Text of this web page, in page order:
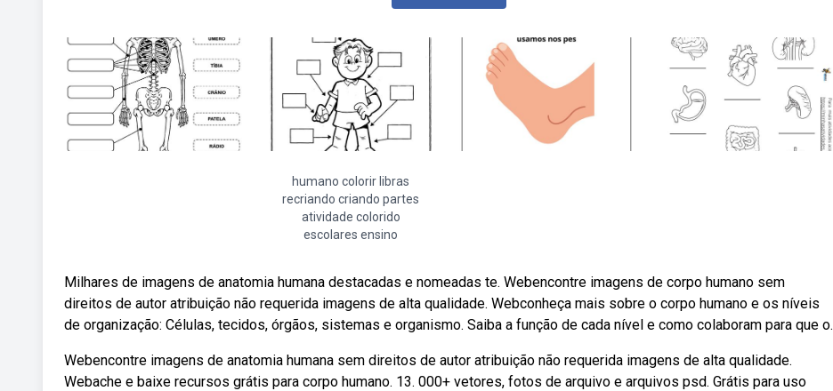
humano colorir libras
recriando criando partes
atividade colorido
escolares ensino
Milhares de imagens de anatomia humana destacadas e nomeadas te. Webencontre imagens de corpo humano sem
direitos de autor atribuição não requerida imagens de alta qualidade. Webconheça mais sobre o corpo humano e os níveis
de organização: Células, tecidos, órgãos, sistemas e organismo. Saiba a função de cada nível e como colaboram para que o.
Webencontre imagens de anatomia humana sem direitos de autor atribuição não requerida imagens de alta qualidade.
Webache e baixe recursos grátis para corpo humano. 13. 000+ vetores, fotos de arquivo e arquivos psd. Grátis para uso